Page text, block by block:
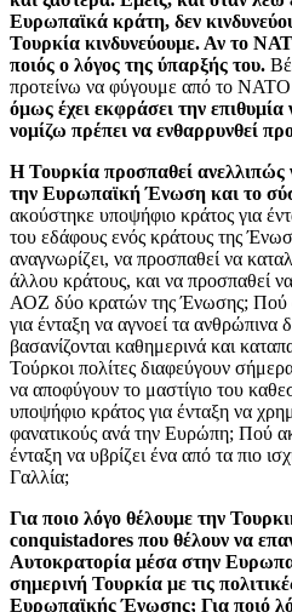
Ευρωπαϊκά κράτη, δεν
Τουρκία κινδυνεύουμε. Αν το
ποιός ο λόγος της ύπαρξής του.
προτείνω να φύγουμε από το ΝΑΤΟ
όμως έχει εκφράσει την
νομίζω πρέπει να ενθαρρυνθεί
Η Τουρκία προσπαθεί ανελλιπώς
την Ευρωπαϊκή Ένωση και το
ακούστηκε υποψήφιο κράτος για
του εδάφους ενός κράτους της
αναγνωρίζει, να προσπαθεί να
άλλου κράτους, και να προσπαθεί
ΑΟΖ δύο κρατών της Ένωσης; Πού
για ένταξη να αγνοεί τα ανθρώπινα
βασανίζονται καθημερινά και
Τούρκοι πολίτες διαφεύγουν
να αποφύγουν το μαστίγιο του
υποψήφιο κράτος για ένταξη να
φανατικούς ανά την Ευρώπη; Πού
ένταξη να υβρίζει ένα από τα πιο
Γαλλία;
Για ποιο λόγο θέλουμε την
conquistadores που θέλουν να
Αυτοκρατορία μέσα στην
σημερινή Τουρκία με τις
Ευρωπαϊκής Ένωσης; Για πoιό